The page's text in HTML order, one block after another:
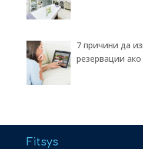
7 причини да
резервации
Fitsys